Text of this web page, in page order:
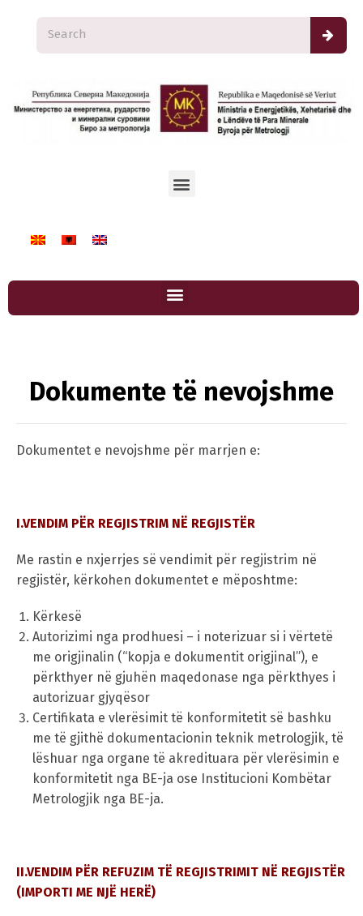
Dokumente të nevojshme
Dokumentet e nevojshme për marrjen e:
I.VENDIM PËR REGJISTRIM NË REGJISTËR
Me rastin e nxjerrjes së vendimit për regjistrim në
regjistër, kërkohen dokumentet e mëposhtme:
Kërkesë
Autorizimi nga prodhuesi – i noterizuar si i vërtetë
me origjinalin (“kopja e dokumentit origjinal”), e
përkthyer në gjuhën maqedonase nga përkthyes i
autorizuar gjyqësor
Certifikata e vlerësimit të konformitetit së bashku
me të gjithë dokumentacionin teknik metrologjik, të
lëshuar nga organe të akredituara për vlerësimin e
konformitetit nga BE-ja ose Institucioni Kombëtar
Metrologjik nga BE-ja.
II.VENDIM PËR REFUZIM TË REGJISTRIMIT NË REGJISTËR
(IMPORTI ME NJË HERË)